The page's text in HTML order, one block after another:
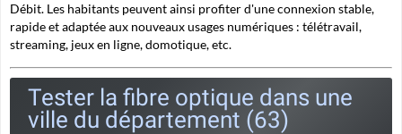
Débit. Les habitants peuvent ainsi profiter d'une connexion stable,
rapide et adaptée aux nouveaux usages numériques : télétravail,
streaming, jeux en ligne, domotique, etc.
Tester la fibre optique dans une
ville du département (63)